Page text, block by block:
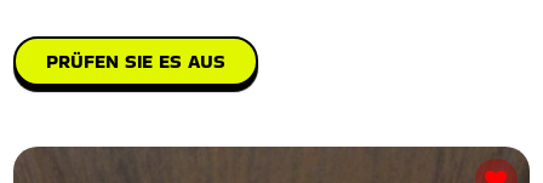
PRÜFEN SIE ES AUS